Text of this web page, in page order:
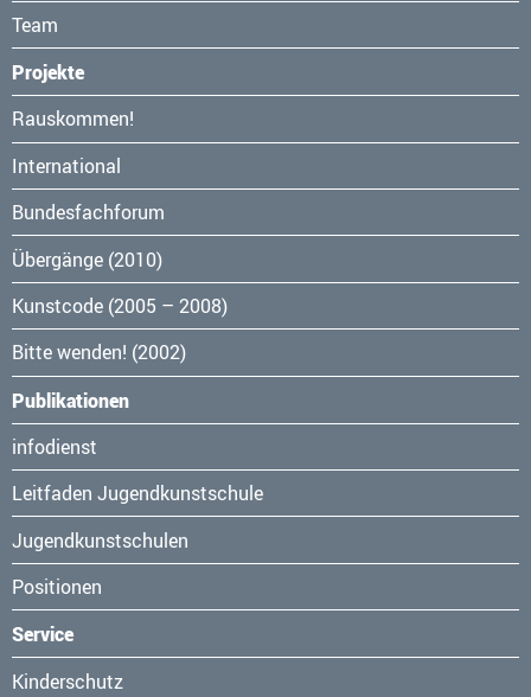
Team
Projekte
Navigation
überspringen
Rauskommen!
International
Bundesfachforum
Übergänge (2010)
Kunstcode (2005 – 2008)
Bitte wenden! (2002)
Publikationen
Navigation
überspringen
infodienst
Leitfaden Jugendkunstschule
Jugendkunstschulen
Positionen
Service
Navigation
Kinderschutz